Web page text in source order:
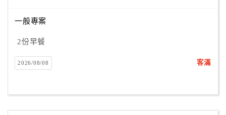
員
戶
客
服
一般專案
2份早餐
2026/08/08 客滿